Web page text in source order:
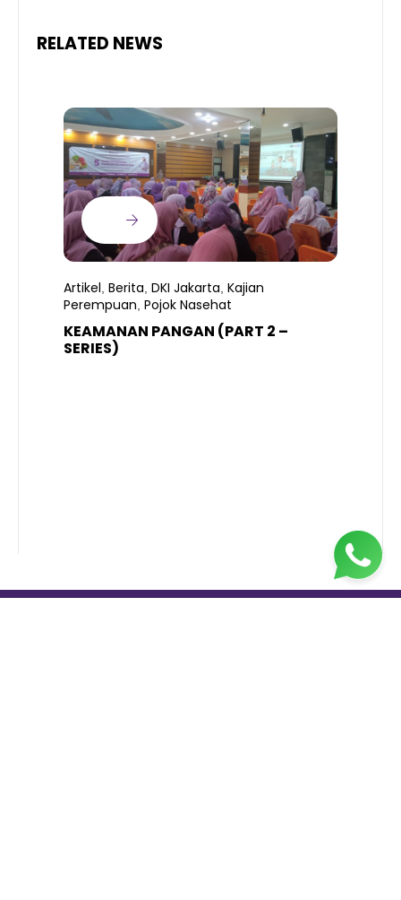
RELATED NEWS
Artikel Berita DKI Jakarta Kajian
Perempuan Pojok Nasehat
KEAMANAN PANGAN (PART 2 –
SERIES)